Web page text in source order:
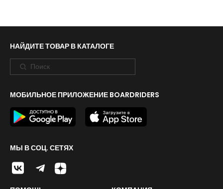
НАЙДИТЕ ТОВАР В КАТАЛОГЕ
МОБИЛЬНОЕ ПРИЛОЖЕНИЕ BOARDRIDERS
МЫ В СОЦ. СЕТЯХ